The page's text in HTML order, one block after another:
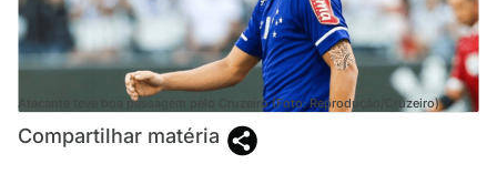
Atacante teve boa passagem pelo Cruzeiro (Foto: Reprodução/Cruzeiro)
Compartilhar matéria